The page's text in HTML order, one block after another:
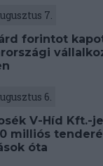
7.
forintot
6.
V-Híd Kft.-
milliós
óta